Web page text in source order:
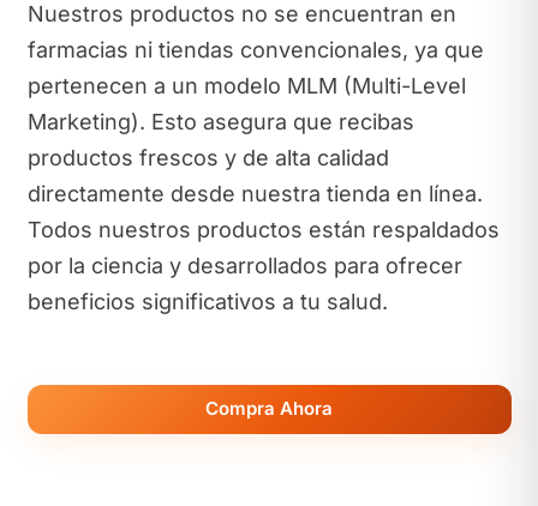
Nuestros productos no se encuentran en
farmacias ni tiendas convencionales, ya que
pertenecen a un modelo MLM (Multi-Level
Marketing). Esto asegura que recibas
productos frescos y de alta calidad
directamente desde nuestra tienda en línea.
Todos nuestros productos están respaldados
por la ciencia y desarrollados para ofrecer
beneficios significativos a tu salud.
Compra Ahora